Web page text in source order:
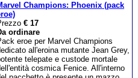
Champions: Phoenix (pack
€ 17
ordinare
eroe per Marvel Champions
all'eroina mutante Jean Grey,
telepate e custode mortale
cosmica Fenice. All'interno